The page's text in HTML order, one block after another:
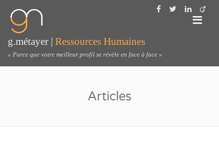
g.métayer | Ressources Humaines
« Parce que votre meilleur profil se révèle en face à face »
Articles